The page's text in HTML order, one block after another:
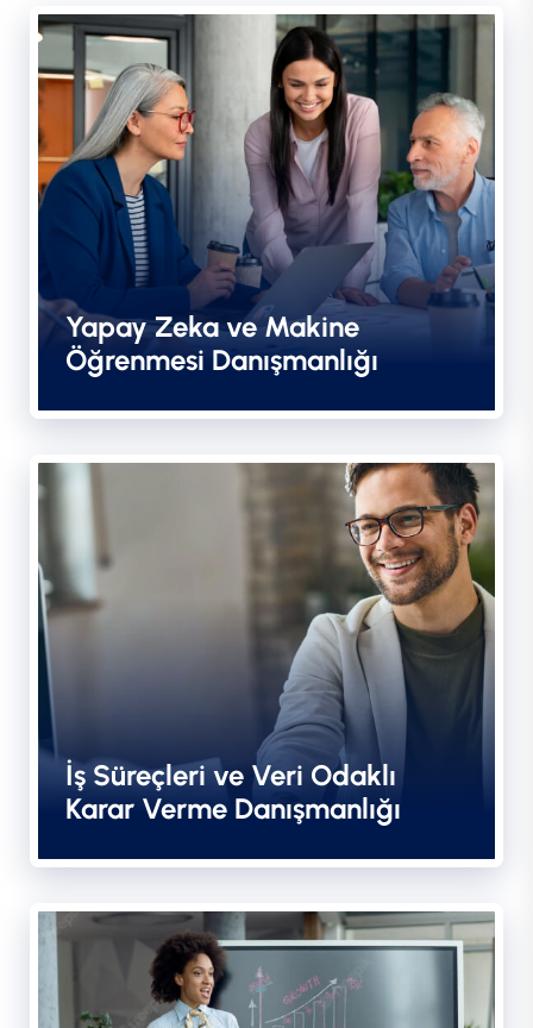
Yapay Zeka ve Makine
Öğrenmesi Danışmanlığı
İş Süreçleri ve Veri Odaklı
Karar Verme Danışmanlığı